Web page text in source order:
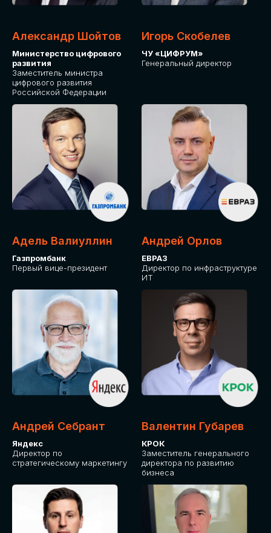
Александр Шойтов
Министерство цифрового
развития
Заместитель министра
цифрового развития
Российской Федерации
Игорь Скобелев
ЧУ «ЦИФРУМ»
Генеральный директор
Адель Валиуллин
Газпромбанк
Первый вице-президент
Андрей Орлов
ЕВРАЗ
Директор по инфраструктуре
ИТ
Андрей Себрант
Яндекс
Директор по
стратегическому маркетингу
Валентин Губарев
КРОК
Заместитель генерального
директора по развитию
бизнеса